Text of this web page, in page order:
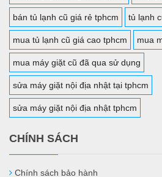
bán tủ lạnh cũ giá rẻ tphcm tủ lạnh
mua tủ lạnh cũ giá cao tphcm mua
mua máy giặt cũ đã qua sử dụng
sửa máy giặt nội địa nhật tại tphcm
sửa máy giặt nội địa nhật tphcm
CHÍNH SÁCH
Chính sách bảo hành